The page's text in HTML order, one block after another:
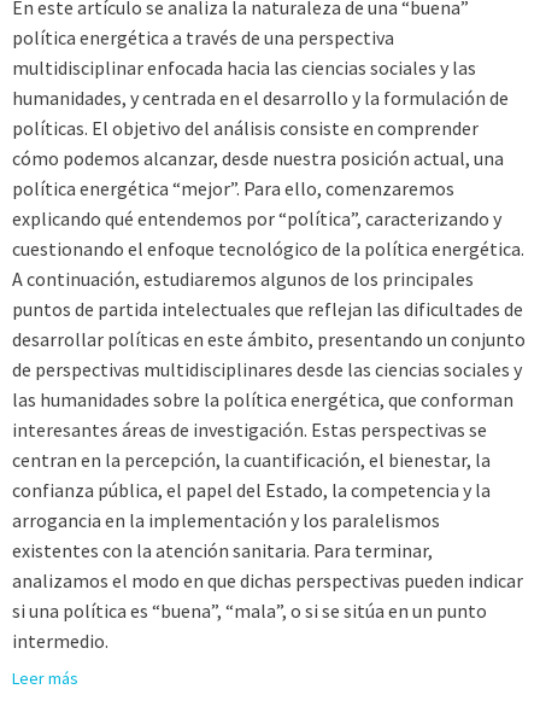
En este artículo se analiza la naturaleza de una “buena”
política energética a través de una perspectiva
multidisciplinar enfocada hacia las ciencias sociales y las
humanidades, y centrada en el desarrollo y la formulación de
políticas. El objetivo del análisis consiste en comprender
cómo podemos alcanzar, desde nuestra posición actual, una
política energética “mejor”. Para ello, comenzaremos
explicando qué entendemos por “política”, caracterizando y
cuestionando el enfoque tecnológico de la política energética.
A continuación, estudiaremos algunos de los principales
puntos de partida intelectuales que reflejan las dificultades de
desarrollar políticas en este ámbito, presentando un conjunto
de perspectivas multidisciplinares desde las ciencias sociales y
las humanidades sobre la política energética, que conforman
interesantes áreas de investigación. Estas perspectivas se
centran en la percepción, la cuantificación, el bienestar, la
confianza pública, el papel del Estado, la competencia y la
arrogancia en la implementación y los paralelismos
existentes con la atención sanitaria. Para terminar,
analizamos el modo en que dichas perspectivas pueden indicar
si una política es “buena”, “mala”, o si se sitúa en un punto
intermedio.
Leer más